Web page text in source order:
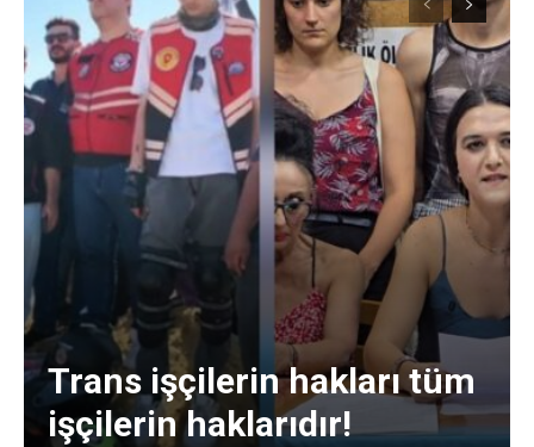
Trans işçilerin hakları tüm
işçilerin haklarıdır!